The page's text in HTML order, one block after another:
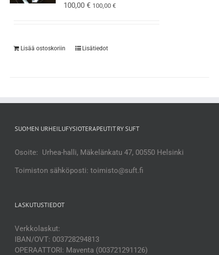
100,00€ 100,00€
Lisää ostoskoriin Lisätiedot
SUOMEN URHEILUFYSIOTERAPEUTIT RY SUFT
Osoite: Urhea-halli, Mäkelänkatu 47, 00550 Helsinki
Toimiston sähköposti: toimisto@suft.fi
LASKUTUSTIEDOT
Verkkolaskut:
IBAN/OVT: 003728294813
OPERAATTORI: Maventa (003721291126)